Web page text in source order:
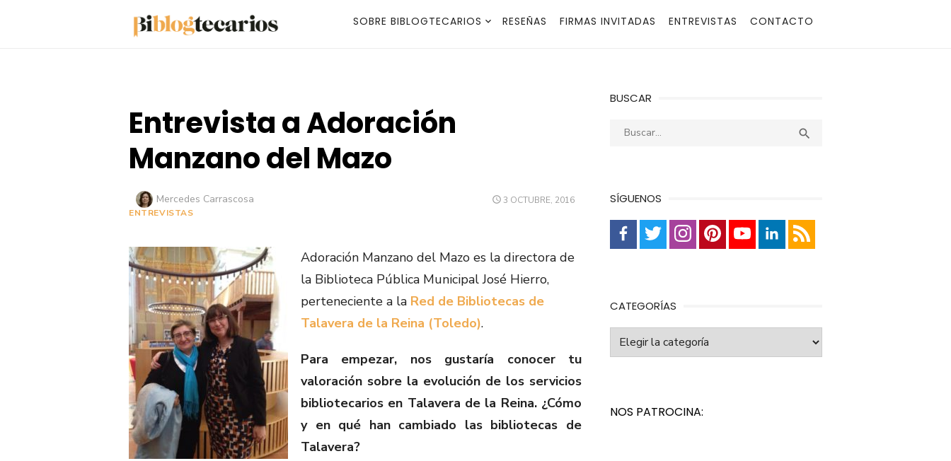
SOBRE BIBLOGTECARIOS RESEÑAS FIRMAS INVITADAS ENTREVISTAS CONTACTO
Entrevista a Adoración
Manzano del Mazo
PUBLICADO
3 OCTUBRE, 2016
Autor
Mercedes Carrascosa
ENTREVISTAS
Adoración Manzano del Mazo es la directora de
la Biblioteca Pública Municipal José Hierro,
perteneciente a la Red de Bibliotecas de
Talavera de la Reina (Toledo).
Para empezar, nos gustaría conocer tu
valoración sobre la evolución de los servicios
bibliotecarios en Talavera de la Reina. ¿Cómo
y en qué han cambiado las bibliotecas de
Talavera?
BUSCAR
Buscar: 
SÍGUENOS
CATEGORÍAS
NOS PATROCINA: